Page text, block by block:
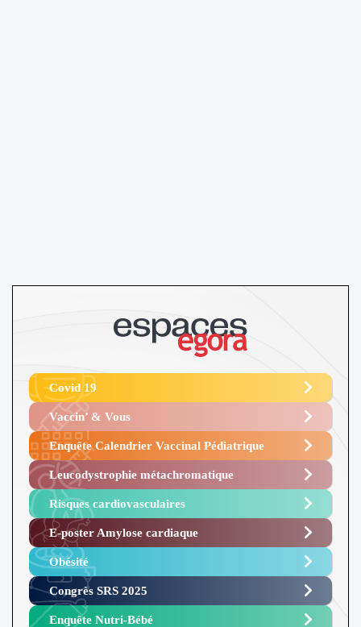
Covid 19
Vaccin’ & Vous
Enquête Calendrier Vaccinal Pédiatrique
Leucodystrophie métachromatique
Risques cardiovasculaires
E-poster Amylose cardiaque ​
Obésité ​
Congrès SRS 2025 ​
Enquête Nutri-Bébé ​